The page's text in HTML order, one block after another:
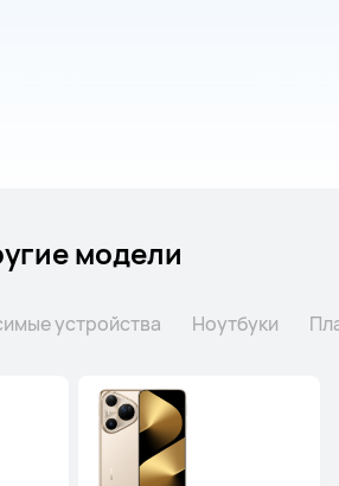
модели
устройства Ноутбуки